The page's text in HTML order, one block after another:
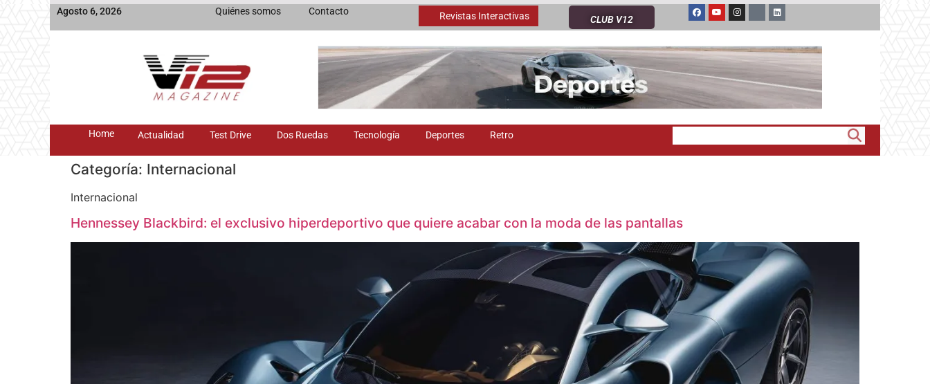
Agosto 6, 2026 Quiénes somos Contacto Revistas Interactivas CLUB V12
Home Actualidad Test Drive Dos Ruedas Tecnología Deportes Retro
Categoría: Internacional
Internacional
Hennessey Blackbird: el exclusivo hiperdeportivo que quiere acabar con la moda de las pantallas